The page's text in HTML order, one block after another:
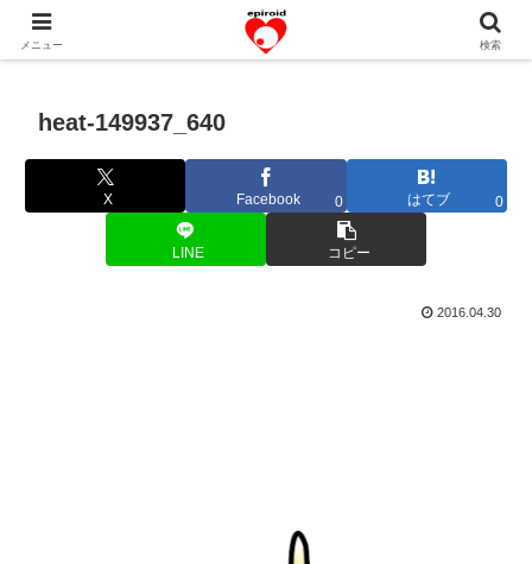
恋愛共感エピソード。あなたのストーリーを変えていく！。
heat-149937_640
X Facebook 0 はてブ 0
LINE コピー
2016.04.30
メニュー 検索